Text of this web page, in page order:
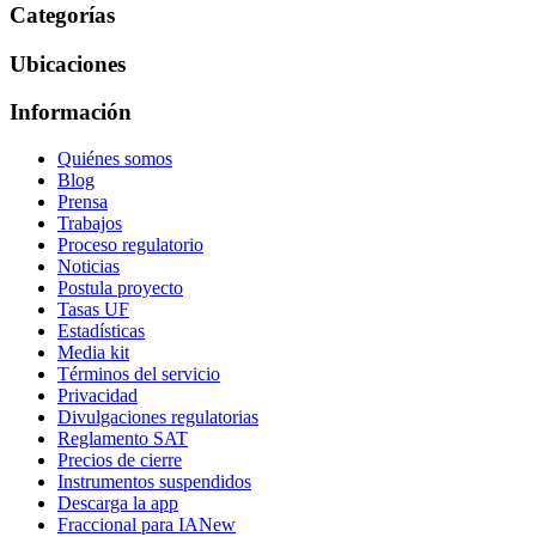
Categorías
Ubicaciones
Información
Quiénes somos
Blog
Prensa
Trabajos
Proceso regulatorio
Noticias
Postula proyecto
Tasas UF
Estadísticas
Media kit
Términos del servicio
Privacidad
Divulgaciones regulatorias
Reglamento SAT
Precios de cierre
Instrumentos suspendidos
Descarga la app
Fraccional para IANew